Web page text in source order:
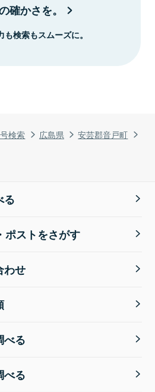
検索 広島県
安芸郡音戸町
確かさを。
検索もスムーズに。
る
ポストをさがす
わせ
べる
べる